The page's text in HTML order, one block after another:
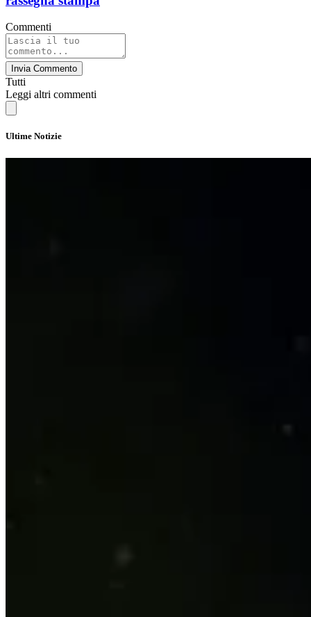
Commenti
Invia Commento
Tutti
Leggi altri commenti
Ultime Notizie